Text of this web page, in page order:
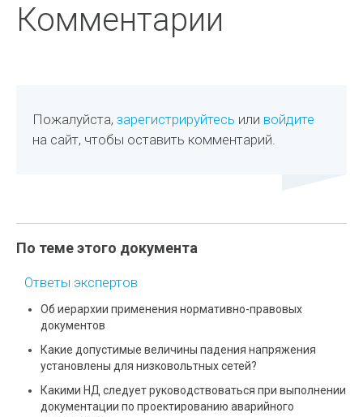
Комментарии
Пожалуйста,зарегистрируйтесь или войдите
на сайт, чтобы оставить комментарий.
По теме этого документа
Ответы экспертов
Об иерархии применения нормативно-правовых
документов
Какие допустимые величины падения напряжения
установлены для низковольтных сетей?
Какими НД следует руководствоваться при выполнении
документации по проектированию аварийного